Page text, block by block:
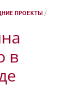
ПРОЕКТЫ /
в